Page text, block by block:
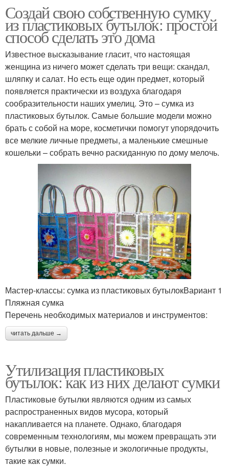
Создай свою собственную сумку
из пластиковых бутылок: простой
способ сделать это дома
Известное высказывание гласит, что настоящая
женщина из ничего может сделать три вещи: скандал,
шляпку и салат. Но есть еще один предмет, который
появляется практически из воздуха благодаря
сообразительности наших умелиц. Это – сумка из
пластиковых бутылок. Самые большие модели можно
брать с собой на море, косметички помогут упорядочить
все мелкие личные предметы, а маленькие смешные
кошельки – собрать вечно раскиданную по дому мелочь.
Мастер-классы: сумка из пластиковых бутылокВариант 1
Пляжная сумка
Перечень необходимых материалов и инструментов:
читать дальше →
Утилизация пластиковых
бутылок: как из них делают сумки
Пластиковые бутылки являются одним из самых
распространенных видов мусора, который
накапливается на планете. Однако, благодаря
современным технологиям, мы можем превращать эти
бутылки в новые, полезные и экологичные продукты,
такие как сумки.